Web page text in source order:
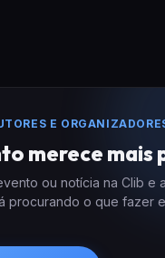
E
merece mais
ou notícia na Clib e
procurando o que fazer